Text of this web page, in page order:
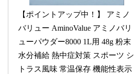
【ポイントアップ中！】 アミノ
バリュー AminoValue アミノバリ
ューパウダー8000 1L用 48g 粉末
水分補給 熱中症対策 スポーツ シ
トラス風味 常温保存 機能性表示